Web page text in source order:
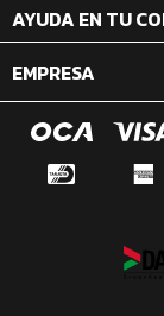
AYUDA EN TU
EMPRESA